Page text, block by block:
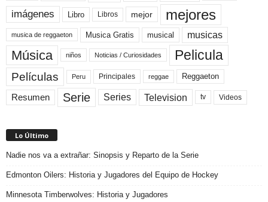
imágenes Libro Libros mejor mejores
musica de reggaeton Musica Gratis musical musicas
Música niños Noticias / Curiosidades Pelicula
Películas Peru Principales reggae Reggaeton
Resumen Serie Series Television tv Videos
Lo Último
Nadie nos va a extrañar: Sinopsis y Reparto de la Serie
Edmonton Oilers: Historia y Jugadores del Equipo de Hockey
Minnesota Timberwolves: Historia y Jugadores